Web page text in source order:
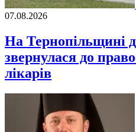
07.08.2026
На Тернопільщині
звернулася до
лікарів